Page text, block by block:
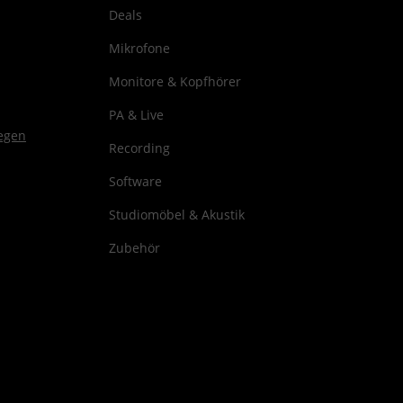
Deals
Mikrofone
Monitore & Kopfhörer
PA & Live
Recording
Software
Studiomöbel & Akustik
Zubehör